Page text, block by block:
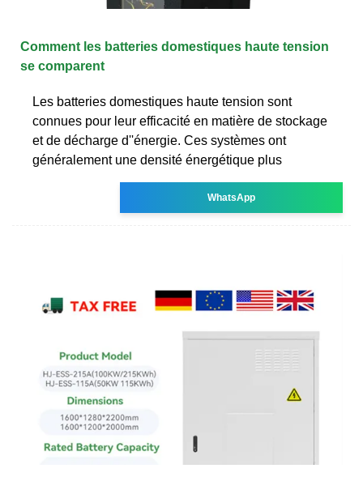
Comment les batteries domestiques haute tension
se comparent
Les batteries domestiques haute tension sont
connues pour leur efficacité en matière de stockage
et de décharge d''énergie. Ces systèmes ont
généralement une densité énergétique plus
WhatsApp